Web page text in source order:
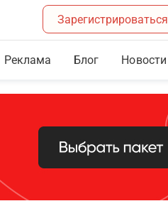
Зарегистрироваться
Реклама Блог Новости